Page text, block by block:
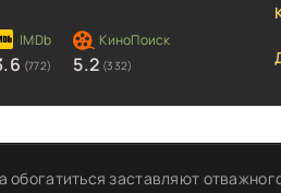
(772) 5.2 (332)
заставляют